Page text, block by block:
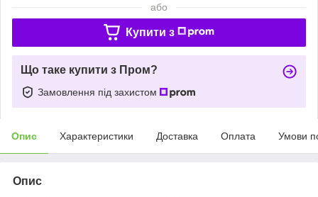
або
Купити з
Що таке купити з Пром?
Замовлення під захистом
Опис Характеристики Доставка Оплата Умови
Опис